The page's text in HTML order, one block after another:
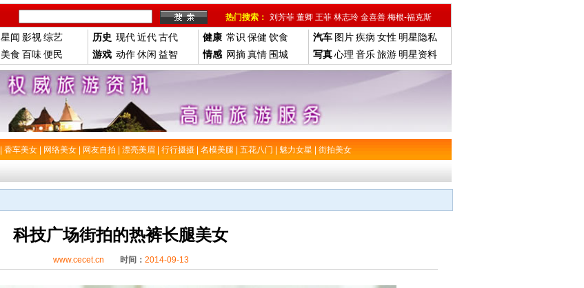
热门搜索： 刘芳菲 董卿 王菲 林志玲 金喜善 梅根-福克斯
星闻 影视综艺
美食 百味便民
历史 现代近代古代
游戏 动作休闲 益智
健康 常识 保健 饮食
情感 网摘真情 围城
汽车 图片疾病 女性 明星隐私
写真心理 音乐旅游 明星资料
香车美女 网络美女 网友自拍 漂亮美眉 行行摄摄 名模美腿 五花八门 魅力女星 街拍美女
科技广场街拍的热裤长腿美女
www.cecet.cn 时间： 2014-09-13